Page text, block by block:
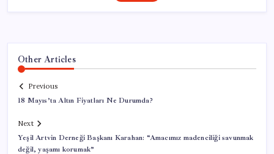
Other Articles
Previous
18 Mayıs’ta Altın Fiyatları Ne Durumda?
Next
Yeşil Artvin Derneği Başkanı Karahan: “Amacımız madenciliği savunmak
değil, yaşamı korumak”